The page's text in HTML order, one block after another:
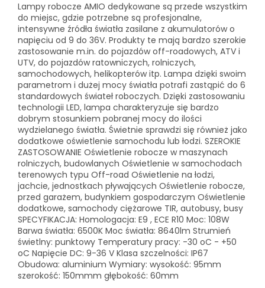
Lampy robocze AMIO dedykowane są przede wszystkim
do miejsc, gdzie potrzebne są profesjonalne,
intensywne źródła światła zasilane z akumulatorów o
napięciu od 9 do 36V. Produkty te mają bardzo szerokie
zastosowanie m.in. do pojazdów off-roadowych, ATV i
UTV, do pojazdów ratowniczych, rolniczych,
samochodowych, helikopterów itp. Lampa dzięki swoim
parametrom i dużej mocy światła potrafi zastąpić do 6
standardowych świateł roboczych. Dzięki zastosowaniu
technologii LED, lampa charakteryzuje się bardzo
dobrym stosunkiem pobranej mocy do ilości
wydzielanego światła. Świetnie sprawdzi się również jako
dodatkowe oświetlenie samochodu lub łodzi. SZEROKIE
ZASTOSOWANIE Oświetlenie robocze w maszynach
rolniczych, budowlanych Oświetlenie w samochodach
terenowych typu Off-road Oświetlenie na łodzi,
jachcie, jednostkach pływających Oświetlenie robocze,
przed garażem, budynkiem gospodarczym Oświetlenie
dodatkowe, samochody ciężarowe TIR, autobusy, busy
SPECYFIKACJA: Homologacja: E9 , ECE R10 Moc: 108W
Barwa światła: 6500K Moc światła: 8640lm Strumień
świetlny: punktowy Temperatury pracy: -30 oC - +50
oC Napięcie DC: 9-36 V Klasa szczelności: IP67
Obudowa: aluminium Wymiary: wysokość: 95mm
szerokość: 150mmm głębokość: 60mm